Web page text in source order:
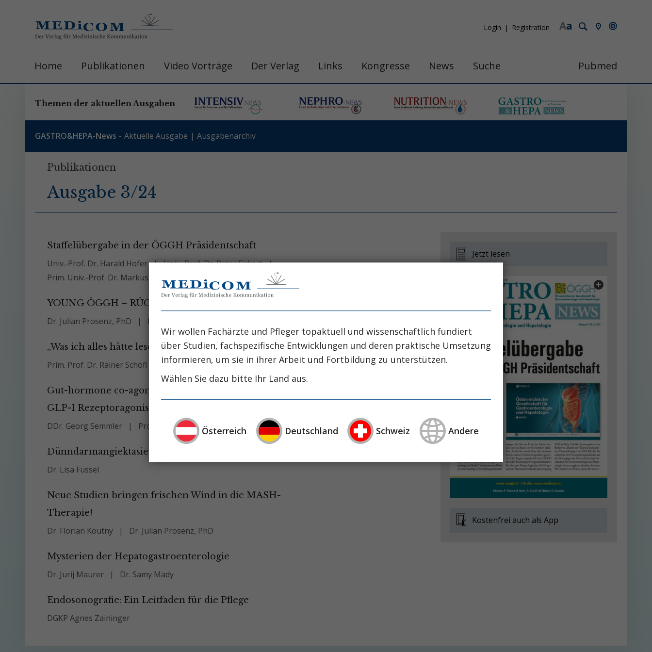
a
A
Login Registration
Home Publikationen Video Vorträge Der Verlag Links Kongresse News Suche Pubmed
Themen der aktuellen Ausgaben
GASTRO&HEPA-News Aktuelle Ausgabe Ausgabenarchiv
Publikationen
Ausgabe 3/24
Jetzt lesen
Kostenfrei auch als App
Staffelübergabe in der ÖGGH Präsidentschaft
Univ.-Prof. Dr. Harald Hofer
Univ.-Prof. Dr. Peter Fickert
Prim. Univ.-Prof. Dr. Markus Peck-Radosavljevic
YOUNG ÖGGH – RÜCKBLICK UND AUSBLICK
Dr. Julian Prosenz, PhD
DDr. Georg Semmler
„Was ich alles hätte lesen sollen...“
Prim. Prof. Dr. Rainer Schöfl
Gut-hormone co-agonists: Gastroenterologisches zu
GLP-1 Rezeptoragonisten
DDr. Georg Semmler
Prof. Dr. Christian Datz
Dünndarmangiektasieblutungen: What’s new?
Dr. Lisa Füssel
Neue Studien bringen frischen Wind in die MASH-
Therapie!
Dr. Florian Koutny
Dr. Julian Prosenz, PhD
Mysterien der Hepatogastroenterologie
Dr. Jurij Maurer
Dr. Samy Mady
Endosonografie: Ein Leitfaden für die Pflege
DGKP Agnes Zaininger
Wir wollen Fachärzte und Pfleger topaktuell und wissenschaftlich fundiert
über Studien, fachspezifische Entwicklungen und deren praktische Umsetzung
informieren, um sie in ihrer Arbeit und Fortbildung zu unterstützen.
Wählen Sie dazu bitte Ihr Land aus.
Österreich Deutschland Schweiz Andere